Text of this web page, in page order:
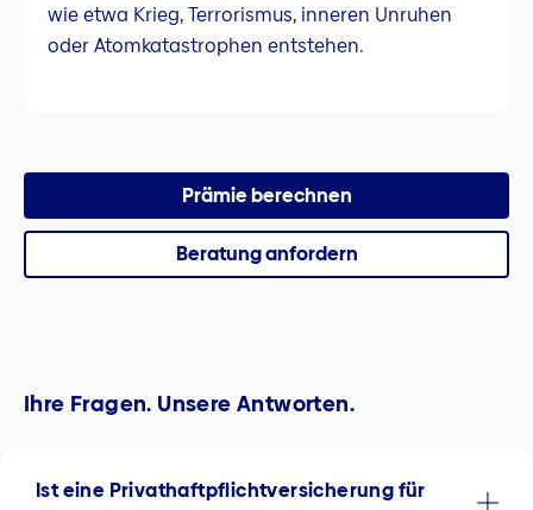
wie etwa Krieg, Terrorismus, inneren Unruhen
oder Atomkatastrophen entstehen.
Prämie berechnen
Beratung anfordern
Ihre Fragen. Unsere Antworten.
Ist eine Privathaftpflicht­versicherung für